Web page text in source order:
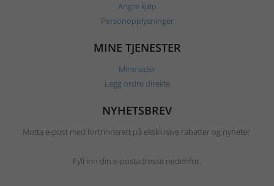
Angre kjøp
Personopplysninger
MINE TJENESTER
Mine sider
Legg ordre direkte
NYHETSBREV
Motta e-post med fortrinnsrett på eksklusive rabatter og nyheter.
Fyll inn din e-postadresse nedenfor.